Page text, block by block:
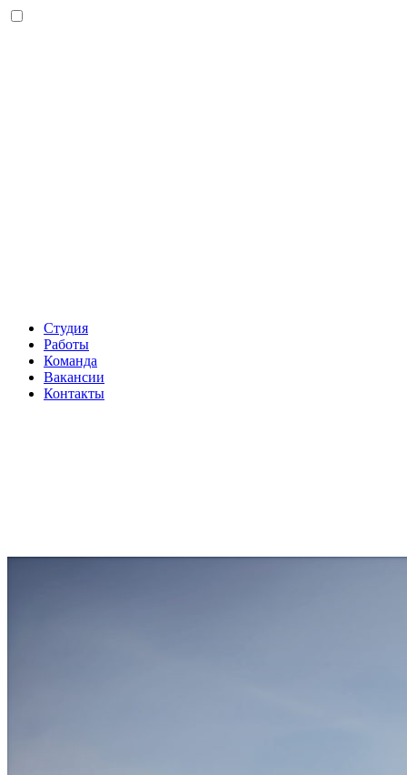
Студия
Работы
Команда
Вакансии
Контакты